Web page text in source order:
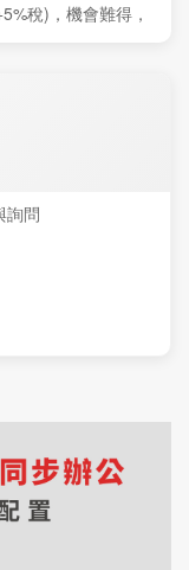
稅)，機會難得，
詢問